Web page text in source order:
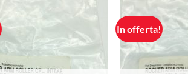
Aggiungi
alla lista
dei
desideri
In offerta!